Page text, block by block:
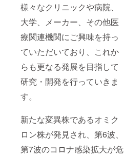
様々なクリニックや病院、
大学、メーカー、その他医
療関連機関にご興味を持っ
ていただいており、これか
らも更なる発展を目指して
研究・開発を行っていきま
す。
新たな変異株であるオミク
ロン株が発見され、第6波、
第7波のコロナ感染拡大が危